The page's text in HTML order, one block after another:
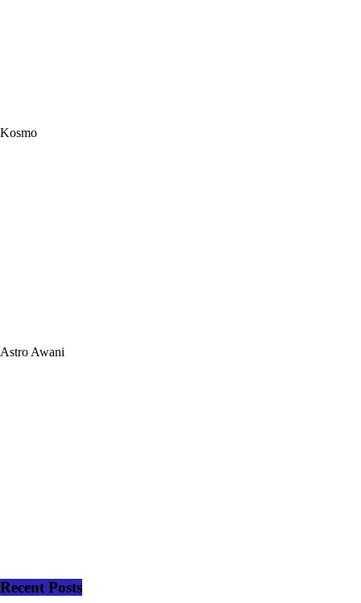
Kosmo
Astro Awani
Recent Posts